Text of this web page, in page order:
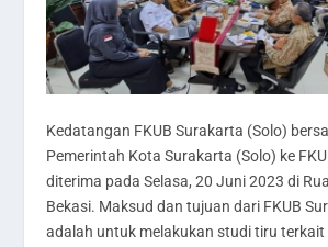
Kedatangan FKUB Surakarta (Solo)
Pemerintah Kota Surakarta (Solo) ke
diterima pada Selasa, 20 Juni 2023 di
Bekasi. Maksud dan tujuan dari FKUB
adalah untuk melakukan studi tiru terkait